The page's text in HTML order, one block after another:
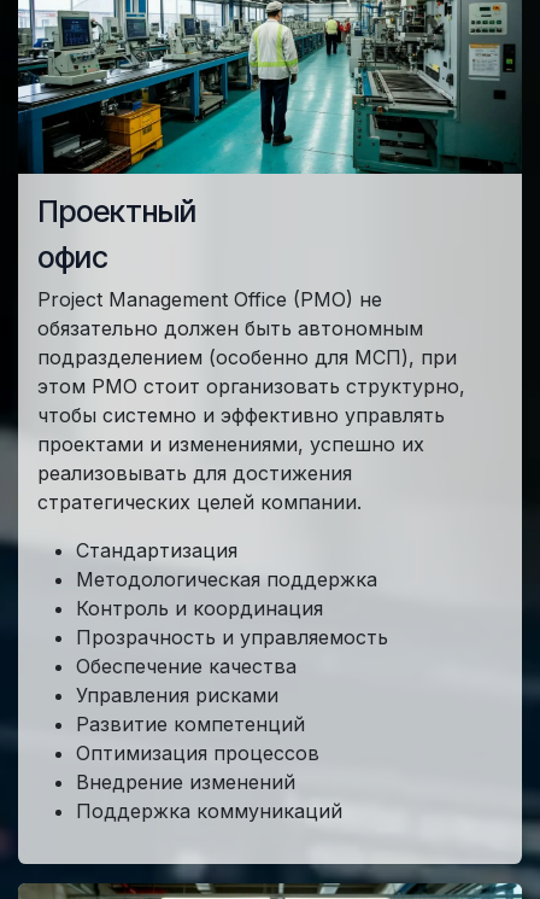
Проектный
офис
Project Management Office (PMO) не
обязательно должен быть автономным
подразделением (особенно для МСП), при
этом PMO стоит организовать структурно,
чтобы системно и эффективно управлять
проектами и изменениями, успешно их
реализовывать для достижения
стратегических целей компании.
Стандартизация
Методологическая поддержка
Контроль и координация
Прозрачность и управляемость
Обеспечение качества
Управления рисками
Развитие компетенций
Оптимизация процессов
Внедрение изменений
Поддержка коммуникаций